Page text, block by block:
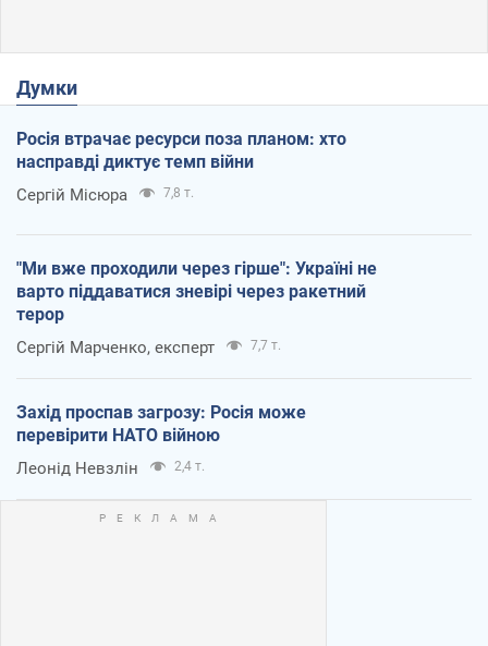
Думки
Росія втрачає ресурси поза планом: хто
насправді диктує темп війни
Сергій Місюра 7,8 т.
"Ми вже проходили через гірше": Україні не
варто піддаватися зневірі через ракетний
терор
Сергій Марченко, експерт 7,7 т.
Захід проспав загрозу: Росія може
перевірити НАТО війною
Леонід Невзлін 2,4 т.